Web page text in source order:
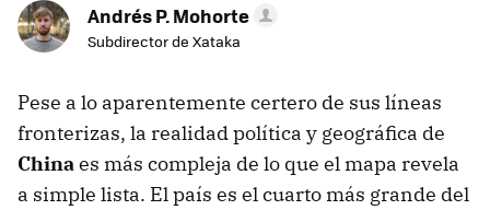
Andrés P. Mohorte
Subdirector de Xataka
Pese a lo aparentemente certero de sus líneas
fronterizas, la realidad política y geográfica de
Chinaes más compleja de lo que el mapa revela
a simple lista. El país es el cuarto más grande del